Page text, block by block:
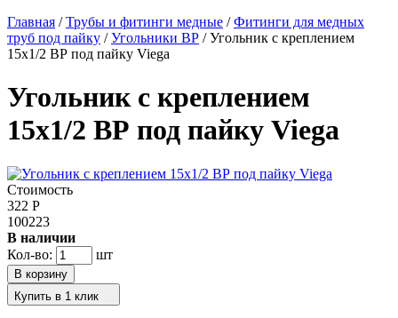
Главная / Трубы и фитинги медные / Фитинги для медных
труб под пайку / Угольники ВР /Угольник с креплением
15х1/2 ВР под пайку Viega
Угольник с креплением
15х1/2 ВР под пайку Viega
Стоимость
322 Р
100223
В наличии
Кол-во:
шт
Купить в 1 клик